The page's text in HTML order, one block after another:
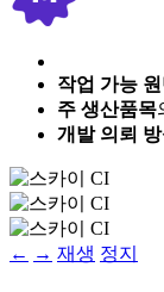
작업 가능
주 생산품목
개발 의뢰 방
← → 재생 정지